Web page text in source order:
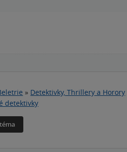
» Detektivky, Thrillery a Horory
detektivky